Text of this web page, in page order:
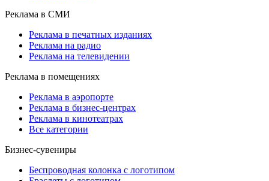
Реклама в СМИ
Реклама в печатных изданиях
Реклама на радио
Реклама на телевидении
Реклама в помещениях
Реклама в аэропорте
Реклама в бизнес-центрах
Реклама в кинотеатрах
Все категории
Бизнес-сувениры
Беспроводная колонка с логотипом